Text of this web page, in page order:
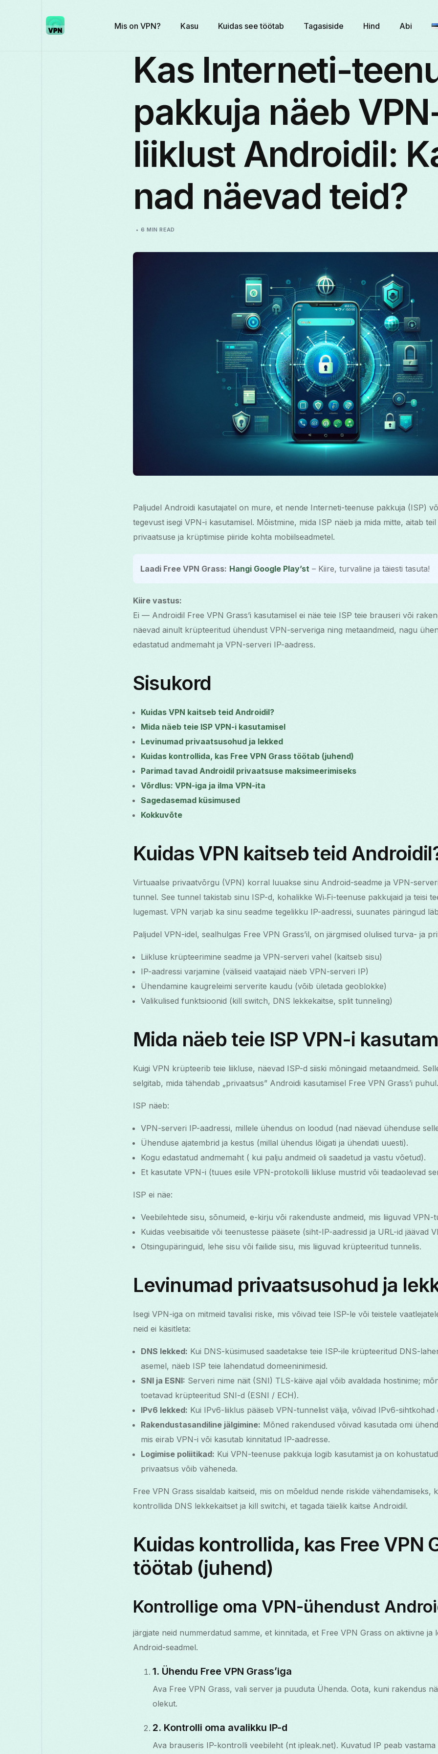
Mis on VPN? Kasu Kuidas see töötab Tagasiside Hind Abi
Kas Interneti-
pakkuja näeb
liiklust Androidil:
nad näevad teid?
6 MIN READ
Paljudel Androidi kasutajatel on mure, et nende Interneti-teenuse pakkuja (ISP)
tegevust isegi VPN-i kasutamisel. Mõistmine, mida ISP näeb ja mida mitte, aitab
privaatsuse ja krüptimise piiride kohta mobiilseadmetel.
Laadi Free VPN Grass: Hangi Google Play’st – Kiire, turvaline ja täiesti tasuta!
Kiire vastus:
Ei — Androidil Free VPN Grass’i kasutamisel ei näe teie ISP teie brauseri või
näevad ainult krüpteeritud ühendust VPN-serveriga ning metaandmeid, nagu
edastatud andmemaht ja VPN-serveri IP-aadress.
Sisukord
Kuidas VPN kaitseb teid Androidil?
Mida näeb teie ISP VPN-i kasutamisel
Levinumad privaatsusohud ja lekked
Kuidas kontrollida, kas Free VPN Grass töötab (juhend)
Parimad tavad Androidil privaatsuse maksimeerimiseks
Võrdlus: VPN-iga ja ilma VPN-ita
Sagedasemad küsimused
Kokkuvõte
Kuidas VPN kaitseb teid
Virtuaalse privaatvõrgu (VPN) korral luuakse sinu Android-seadme ja VPN-
tunnel. See tunnel takistab sinu ISP-d, kohalikke Wi‑Fi-teenuse pakkujaid ja teisi
lugemast. VPN varjab ka sinu seadme tegelikku IP-aadressi, suunates päringud
Paljudel VPN-idel, sealhulgas Free VPN Grass’il, on järgmised olulised turva- ja
Liikluse krüpteerimine seadme ja VPN-serveri vahel (kaitseb sisu)
IP-aadressi varjamine (väliseid vaatajaid näeb VPN-serveri IP)
Ühendamine kaugreleimi serverite kaudu (võib ületada geoblokke)
Valikulised funktsioonid (kill switch, DNS lekkekaitse, split tunneling)
Mida näeb teie ISP VPN-i
Kuigi VPN krüpteerib teie liikluse, näevad ISP-d siiski mõningaid metaandmeid.
selgitab, mida tähendab „privaatsus” Androidi kasutamisel Free VPN Grass’i puhul.
ISP näeb:
VPN-serveri IP-aadressi, millele ühendus on loodud (nad näevad ühenduse
Ühenduse ajatembrid ja kestus (millal ühendus lõigati ja ühendati uuesti).
Kogu edastatud andmemaht ( kui palju andmeid oli saadetud ja vastu võetud).
Et kasutate VPN-i (tuues esile VPN-protokolli liikluse mustrid või teadaolevad
ISP ei näe:
Veebilehtede sisu, sõnumeid, e-kirju või rakenduste andmeid, mis liiguvad
Kuidas veebisaitide või teenustesse pääsete (siht-IP-aadressid ja URL-id jäävad
Otsingupäringuid, lehe sisu või failide sisu, mis liiguvad krüpteeritud tunnelis.
Levinumad privaatsusohud ja
Isegi VPN-iga on mitmeid tavalisi riske, mis võivad teie ISP-le või teistele
neid ei käsitleta:
DNS lekked: Kui DNS-küsimused saadetakse teie ISP-ile krüpteeritud DNS-
asemel, näeb ISP teie lahendatud domeeninimesid.
SNI ja ESNI: Serveri nime näit (SNI) TLS-käive ajal võib avaldada hostinime;
toetavad krüpteeritud SNI-d (ESNI / ECH).
IPv6 lekked: Kui IPv6-liiklus pääseb VPN-tunnelist välja, võivad IPv6-sihtkohad
Rakendustasandiline jälgimine: Mõned rakendused võivad kasutada omi
mis eirab VPN-i või kasutab kinnitatud IP-aadresse.
Logimise poliitikad: Kui VPN-teenuse pakkuja logib kasutamist ja on
privaatsus võib väheneda.
Free VPN Grass sisaldab kaitseid, mis on mõeldud nende riskide vähendamiseks,
kontrollida DNS lekkekaitset ja kill switchi, et tagada täielik kaitse Androidil.
Kuidas kontrollida, kas Free VPN
töötab (juhend)
Kontrollige oma VPN-ühendust
järgjate neid nummerdatud samme, et kinnitada, et Free VPN Grass on aktiivne ja
Android-seadmel.
1. Ühendu Free VPN Grass’iga
Ava Free VPN Grass, vali server ja puuduta Ühenda. Oota, kuni rakendus
olekut.
2. Kontrolli oma avalikku IP-d
Ava brauseris IP-kontrolli veebileht (nt ipleak.net). Kuvatud IP peab